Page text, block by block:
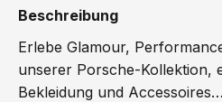
Beschreibung
Erlebe Glamour,
unserer Porsche-Kollektion,
Bekleidung und Accessoires…